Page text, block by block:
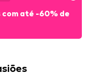
até -60% de